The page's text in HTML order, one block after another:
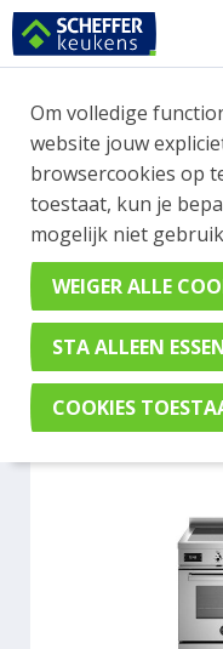
WEBSHOP
Je kan tijdelijk
vast oriënteren?
en merken met
informatie.
Om volledige
website jouw
browsercookies op
toestaat, kun je
mogelijk niet